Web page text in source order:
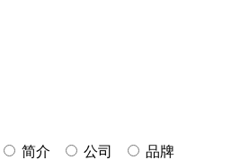
简介 公司
品牌